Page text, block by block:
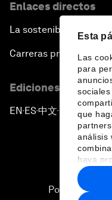
Esta
Las
para
sociales
que
análisis
haya
hecho
Enlaces directos
La sostenibilidad en el
Carreras profesionales
Ediciones en otros
EN ▪ES▪中文▪ 日本語
Política de